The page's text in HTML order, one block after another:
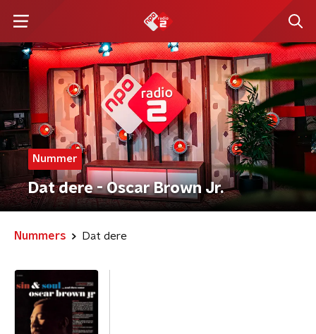
Nummer
Dat dere - Oscar Brown Jr.
Nummers Dat dere